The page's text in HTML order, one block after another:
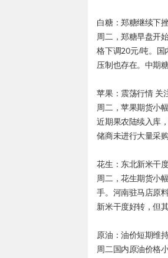
白糖：郑糖继续下
周二，郑糖早盘开
格下调20元/吨。国
压制也存在。中期
苹果：震荡行情 关
周二，苹果期货小
近期果农陆续入库
储商未进行大量采
花生：东北新米干
周二，花生期货小
手。河南驻马店原
新米干度好转，但
原油：油价短期维
周二国内原油价格